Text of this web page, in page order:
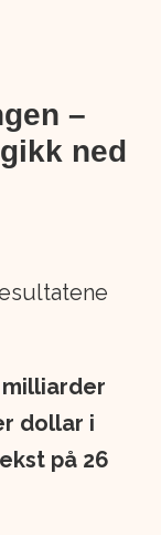
–
ned
dollar i
på 26